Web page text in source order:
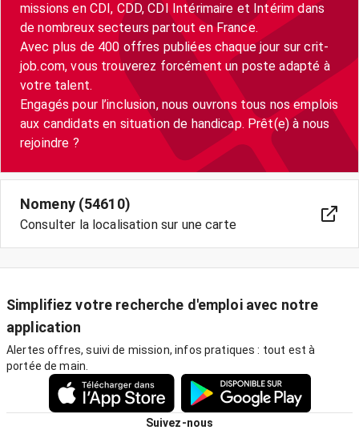
missions en CDI, CDD, CDI Intérimaire et Intérim dans
de nombreux secteurs partout en France.
Avec plus de 400 offres publiées chaque jour sur crit-
job.com, vous trouverez forcément un poste adapté à
votre talent.
Engagés pour l’inclusion, nous ouvrons tous nos emplois
aux candidats en situation de handicap. Prêt(e) à nous
Nomeny (54610)
Consulter la localisation sur une carte
Simplifiez votre recherche d'emploi avec notre
application
Alertes offres, suivi de mission, infos pratiques : tout est à
portée de main.
Suivez-nous